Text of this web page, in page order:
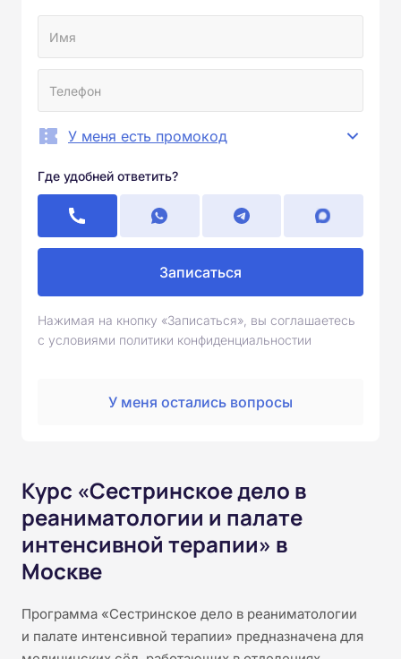
У меня есть промокод
Где удобней ответить?
Записаться
Нажимая на кнопку «Записаться», вы соглашаетесь
с условиями политики конфиденциальностии
У меня остались вопросы
Курс «Сестринское дело в
реаниматологии и палате
интенсивной терапии» в
Москве
Программа «Сестринское дело в реаниматологии
и палате интенсивной терапии» предназначена для